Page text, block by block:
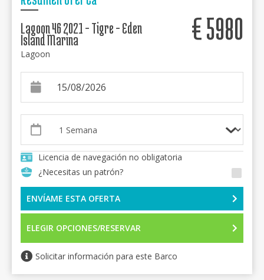
Lagoon 46 2021 - Tigre - Eden
Island Marina
Lagoon
€5980
Licencia de navegación no obligatoria
¿Necesitas un patrón?
ENVÍAME ESTA OFERTA
ELEGIR OPCIONES/RESERVAR
Solicitar información para este Barco